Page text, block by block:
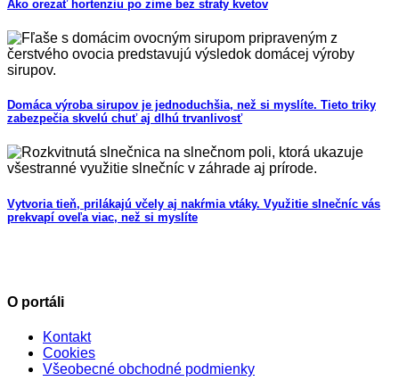
Ako orezať hortenziu po zime bez straty kvetov
Domáca výroba sirupov je jednoduchšia, než si myslíte. Tieto triky
zabezpečia skvelú chuť aj dlhú trvanlivosť
Vytvoria tieň, prilákajú včely aj nakŕmia vtáky. Využitie slnečníc vás
prekvapí oveľa viac, než si myslíte
O portáli
Kontakt
Cookies
Všeobecné obchodné podmienky